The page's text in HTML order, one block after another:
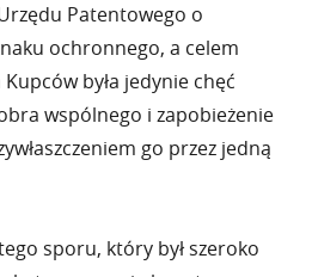
Patentowego o
ochronnego, a celem
była jedynie chęć
wspólnego i zapobieżenie
go przez jedną
sporu, który był szeroko